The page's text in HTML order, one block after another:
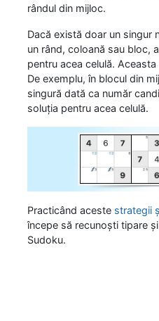
rândul din mijloc.
Dacă există doar un singur
un rând, coloană sau bloc,
pentru acea celulă.
De exemplu, în blocul din
singură dată ca număr
soluția pentru acea celulă.
Practicând aceste strategii
începe să recunoști tipare
Sudoku.